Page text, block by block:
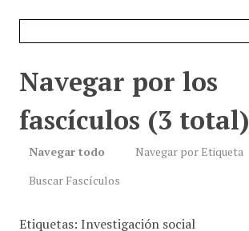
Navegar por los
fascículos (3 total)
Navegar todo
Navegar por Etiqueta
Buscar Fascículos
Etiquetas: Investigación social